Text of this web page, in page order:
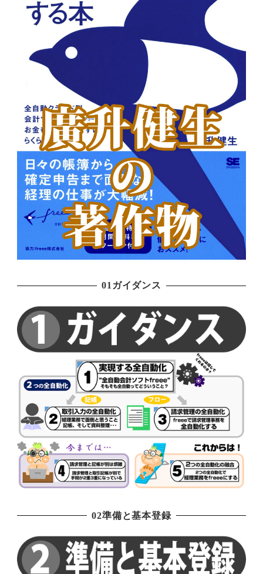
01ガイダンス
02準備と基本登録